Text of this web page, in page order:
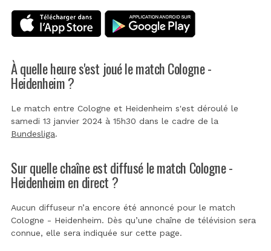
À quelle heure s'est joué le match Cologne -
Heidenheim ?
Le match entre Cologne et Heidenheim s'est déroulé le
samedi 13 janvier 2024 à 15h30 dans le cadre de la
Bundesliga.
Sur quelle chaîne est diffusé le match Cologne -
Heidenheim en direct ?
Aucun diffuseur n’a encore été annoncé pour le match
Cologne - Heidenheim. Dès qu’une chaîne de télévision sera
connue, elle sera indiquée sur cette page.